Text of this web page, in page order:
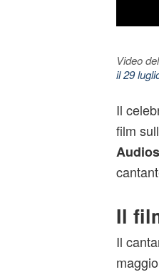
Video
il 29
Il
film
Il
Il